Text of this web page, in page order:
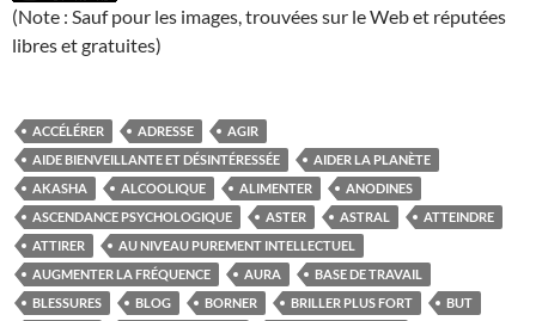
(Note : Sauf pour les images, trouvées sur le Web et réputées
libres et gratuites)
ACCÉLÉRER ADRESSE
AGIR
AIDE BIENVEILLANTE ET DÉSINTÉRESSÉE
AIDER LA PLANÈTE
AKASHA
ALCOOLIQUE ALIMENTER
ANODINES
ASCENDANCE PSYCHOLOGIQUE
ASTER ASTRAL
ATTEINDRE
ATTIRER
AU NIVEAU PUREMENT INTELLECTUEL
AUGMENTER LA FRÉQUENCE
AURA
BASE DE TRAVAIL
BLESSURES
BLOG BORNER BRILLER PLUS FORT
BUT